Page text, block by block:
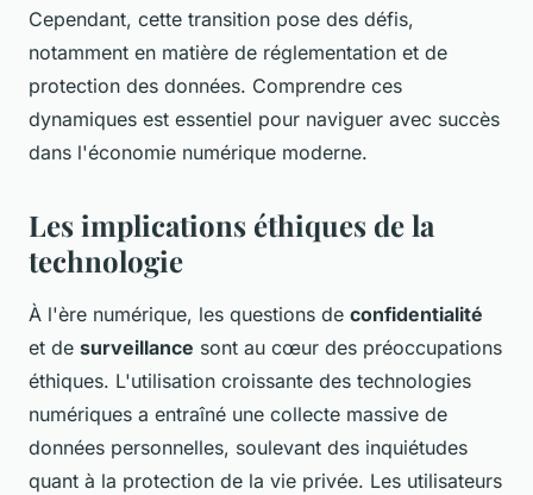
Cependant, cette transition pose des défis,
notamment en matière de réglementation et de
protection des données. Comprendre ces
dynamiques est essentiel pour naviguer avec succès
dans l'économie numérique moderne.
Les implications éthiques de la
technologie
À l'ère numérique, les questions de confidentialité
et de surveillance sont au cœur des préoccupations
éthiques. L'utilisation croissante des technologies
numériques a entraîné une collecte massive de
données personnelles, soulevant des inquiétudes
quant à la protection de la vie privée. Les utilisateurs